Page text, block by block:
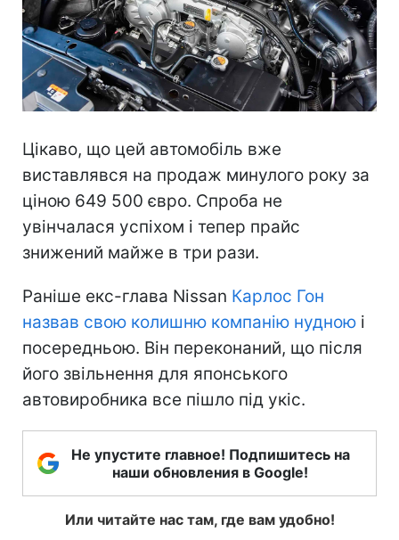
Цікаво, що цей автомобіль вже
виставлявся на продаж минулого року за
ціною 649 500 євро. Спроба не
увінчалася успіхом і тепер прайс
знижений майже в три рази.
Раніше екс-глава Nissan Карлос Гон
назвав свою колишню компанію нудною і
посередньою. Він переконаний, що після
його звільнення для японського
автовиробника все пішло під укіс.
Не упустите главное! Подпишитесь на
наши обновления в Google!
Или читайте нас там, где вам удобно!